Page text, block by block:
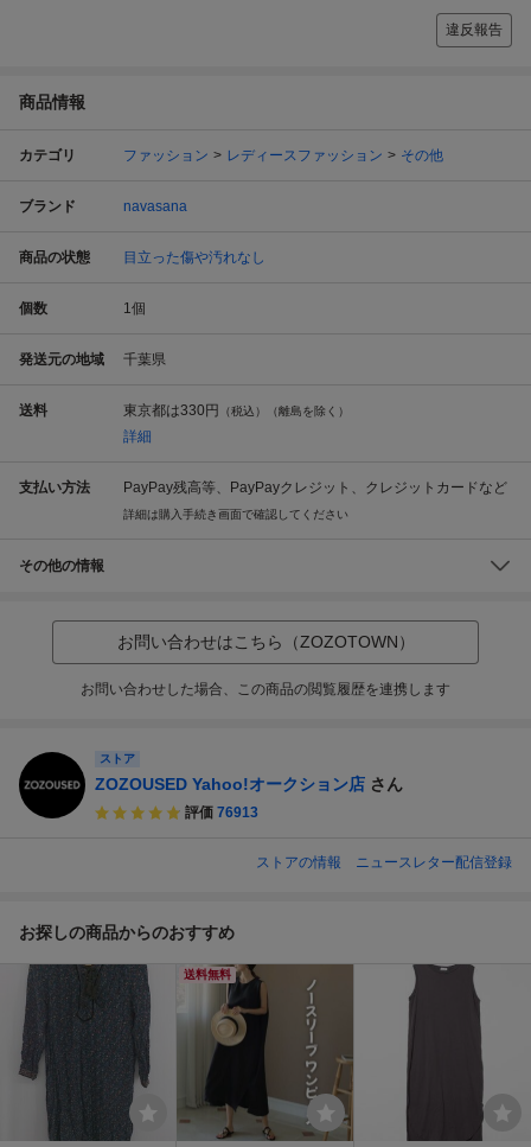
違反報告
商品情報
カテゴリ ファッション レディースファッション その他
ブランド navasana
商品の状態 目立った傷や汚れなし
個数 1個
発送元の地域 千葉県
送料 東京都は330円 （税込）（離島を除く）
詳細
支払い方法 PayPay残高等、PayPayクレジット、クレジットカードなど
詳細は購入手続き画面で確認してください
その他の情報
お問い合わせはこちら（ZOZOTOWN）
お問い合わせした場合、この商品の閲覧履歴を連携します
ストア
ZOZOUSED Yahoo!オークション店 さん
評価 76913
ストアの情報 ニュースレター配信登録
お探しの商品からのおすすめ
送料無料